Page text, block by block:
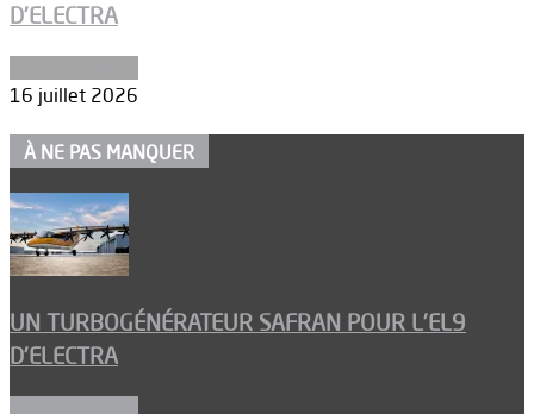
D’ELECTRA
16 juillet 2026
À NE PAS MANQUER
UN TURBOGÉNÉRATEUR SAFRAN POUR L’EL9
D’ELECTRA